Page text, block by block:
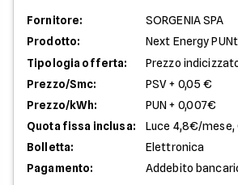
Fornitore:
SORGENIA SPA
Prodotto:
Next Energy
Tipologia offerta:
Prezzo
Prezzo/Smc:
PSV + 0,05 €
Prezzo/kWh:
PUN + 0,007€
Quota fissa inclusa:
Luce 4,8€/mese,
Bolletta:
Elettronica
Pagamento:
Addebito